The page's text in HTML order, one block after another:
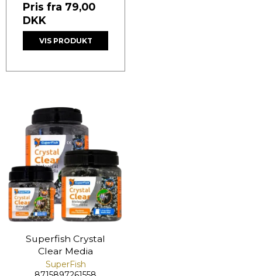
Pris fra 79,00
DKK
VIS PRODUKT
Superfish Crystal
Clear Media
SuperFish